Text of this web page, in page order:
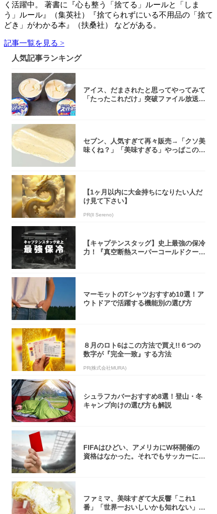
く活躍中。 著書に『心も整う「捨てる」ルールと「しま
う」ルール』（集英社）『捨てられずにいる不用品の「捨て
どき」がわかる本』（扶桑社） などがある。
記事一覧を見る >
人気記事ランキング
アイス、だまされたと思ってやってみて
「たったこれだけ」突破ファイル放送で
セブン、人気すぎて再々販売→「クソ美
味くね？」「美味すぎる」やっぱこのク
【1ヶ月以内に大金持ちになりたい人だ
け見て下さい】
PR(Il Sereno)
【キャプテンスタッグ】史上最強の保冷
力！『真空断熱スーパーコールドクーラ
マーモットのTシャツおすすめ10選！ア
ウトドアで活躍する機能別の選び方
８月のロト6はこの方法で買え!!６つの
数字が『完全一致』する方法
PR(株式会社MURA)
シュラフカバーおすすめ8選！登山・冬
キャンプ向けの選び方も解説
FIFAはひどい、アメリカにW杯開催の
資格はなかった。それでもサッカーには
ファミマ、美味すぎて大反響「これ1
番」「世界一おいしいかも知れない」